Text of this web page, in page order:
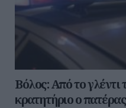
Βόλος: Από το γλέντι
κρατητήριο ο